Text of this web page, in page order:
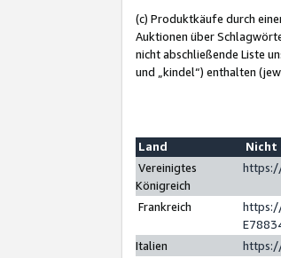
(c) Produktkäufe durch
Auktionen über
nicht abschließende Liste
und „kindel“) enthalten
Land
Nicht
Vereinigtes
Königreich
Frankreich
Italien